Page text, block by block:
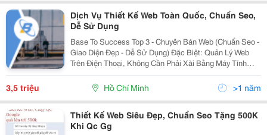
Dịch Vụ Thiết Kế Web Toàn Quốc, Chuẩn Seo,
Dễ Sử Dụng
Base To Success Top 3 - Chuyên Bán Web (Chuẩn Seo -
Giao Diện Đẹp - Dễ Sử Dụng) Đặc Biệt: Quản Lý Web
Trên Điện Thoại, Không Cần Phải Xài Bằng Máy Tính
&Mdash; Gói Basic: 3.500.000Vnd (Trưng Bày, Giới
Thiệu Sản Phẩm) @ Thiết Kế Giao...
3,5 triệu Hồ Chí Minh >1 năm
Thiết Kế Web Siêu Đẹp, Chuẩn Seo Tặng 500K
Khi Qc Gg